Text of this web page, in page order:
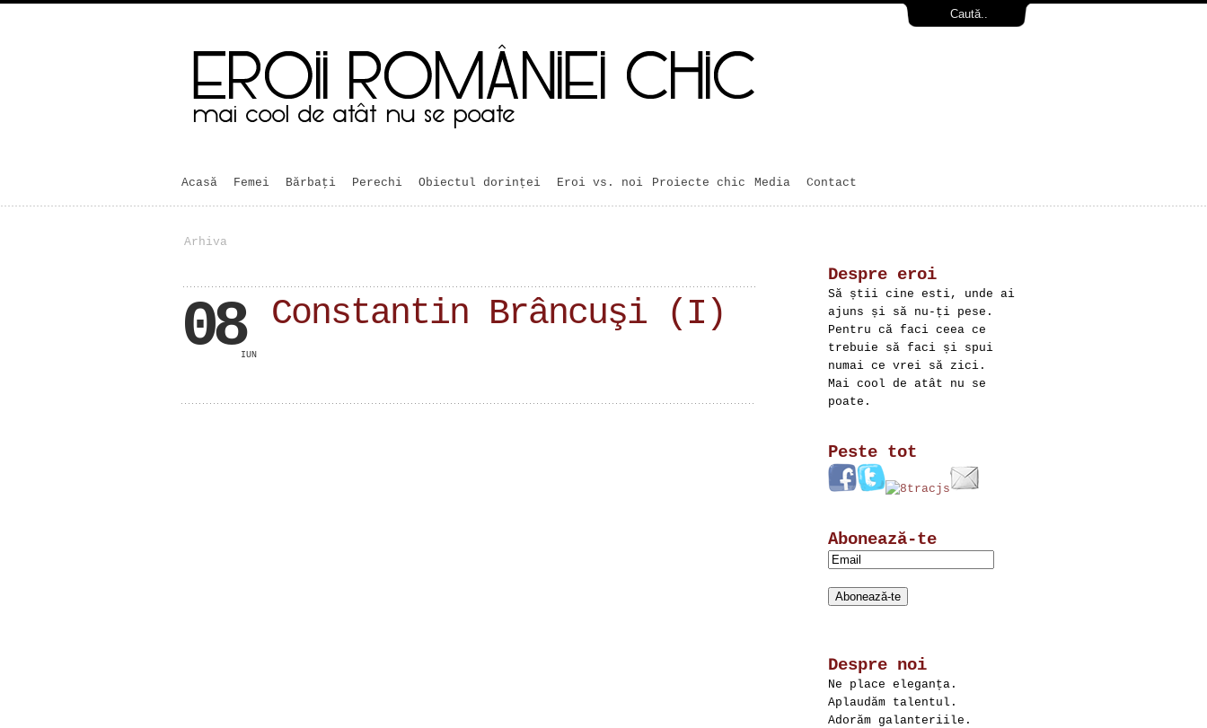
Acasă Femei Bărbaţi Perechi Obiectul dorinței Eroi vs. noi Proiecte chic Media Contact
Arhiva
08IUN
Constantin Brâncuşi (I)
Despre eroi
Să știi cine esti, unde ai
ajuns și să nu-ți pese.
Pentru că faci ceea ce
trebuie să faci și spui
numai ce vrei să zici.
Mai cool de atât nu se
poate.
Peste tot
Abonează-te
Despre noi
Ne place eleganța.
Aplaudăm talentul.
Adorăm galanteriile.